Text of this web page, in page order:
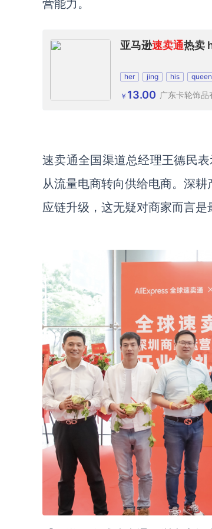
营能力。
亚马逊速卖通热卖
her jing his queen
￥ 13.00 广东卡轮饰品
速卖通全国渠道总经理王德民表
从流量电商转向供给电商。深
应链升级，这无疑对商家而言是